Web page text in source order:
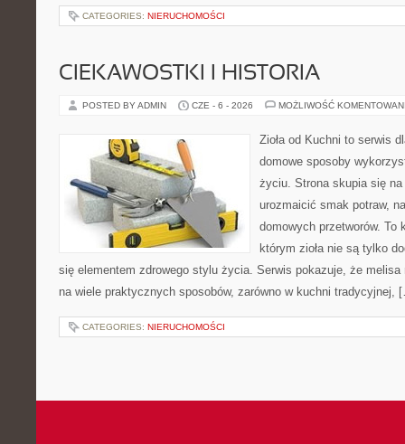
CATEGORIES: NIERUCHOMOŚCI
CIEKAWOSTKI I HISTORIA
POSTED BY ADMIN CZE - 6 - 2026 MOŻLIWOŚĆ
Zioła od Kuchni to serwis
domowe sposoby
życiu. Strona skupia się
urozmaicić smak potraw,
domowych przetworów. To
którym zioła nie są tylko
się elementem zdrowego stylu życia. Serwis pokazuje, że
na wiele praktycznych sposobów, zarówno w kuchni tradycyjnej,
CATEGORIES: NIERUCHOMOŚCI